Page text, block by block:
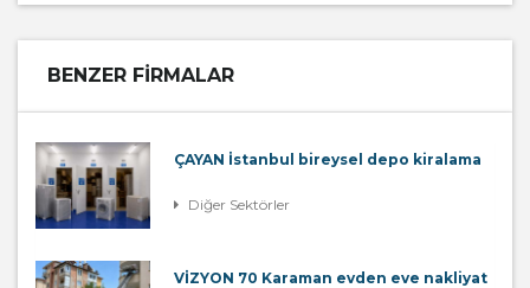
BENZER FIRMALAR
ÇAYAN İstanbul bireysel depo kiralama
Diğer Sektörler
VİZYON 70 Karaman evden eve nakliyat